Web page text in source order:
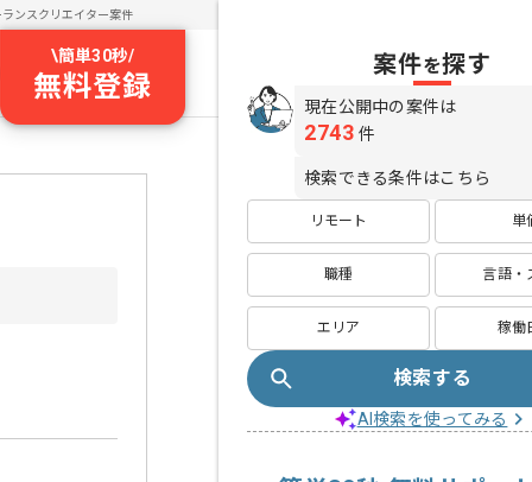
ランスクリエイター案件
\簡単30秒/
無料登録
案件を探す
現在公開中の案件は
2743 件
検索できる条件はこちら
リモート 単
職種 言語・
エリア 稼働
検索する
AI検索を使ってみる